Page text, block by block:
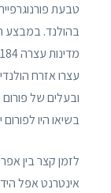
טבעת
בשיאו היו לפורום יותר מ-70,000
אינטרנט אפל